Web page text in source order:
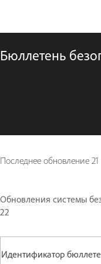
Бюллетень
Последнее обновление
Обновления системы
22
Идентификатор